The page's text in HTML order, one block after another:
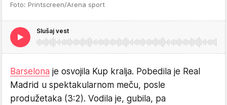
Foto: Printscreen/Arena sport
Slušaj vest
Barselona je osvojila Kup kralja. Pobedila je Real
Madrid u spektakularnom meču, posle
produžetaka (3:2). Vodila je, gubila, pa